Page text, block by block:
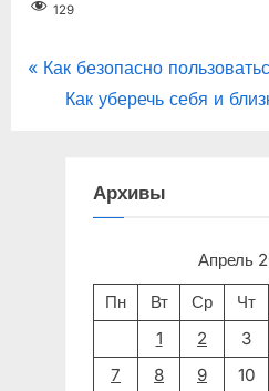
129
Навигация
P
Как безопасно
N
Как уберечь себя и
Архивы
Апрель
Пн
Вт Ср Чт
1
2 3
7
8 9 10